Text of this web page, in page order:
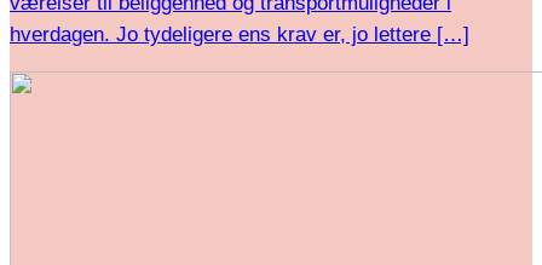
hverdagen. Jo tydeligere ens krav er, jo lettere […]